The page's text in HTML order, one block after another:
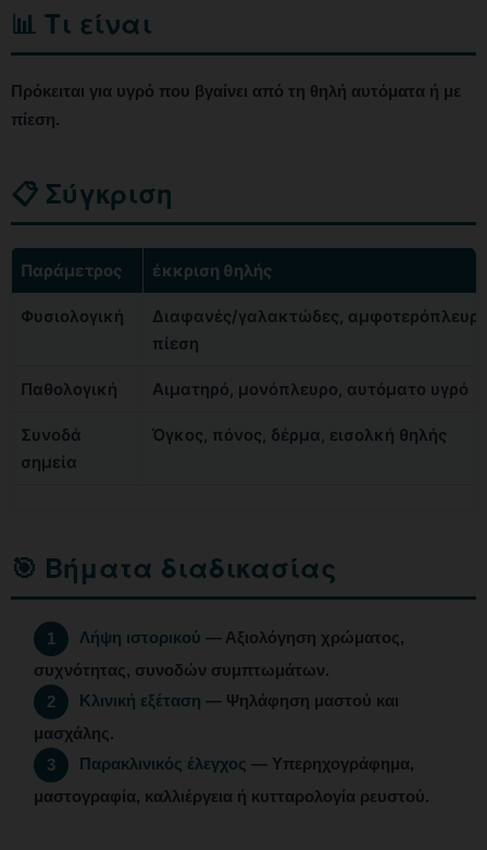
📊 Τι είναι
Πρόκειται για υγρό που βγαίνει από τη θηλή αυτόματα ή με
πίεση.
📋 Σύγκριση
Παράμετρος έκκριση θηλής
Φυσιολογική
Διαφανές/γαλακτώδες,
πίεση
Παθολογική Αιματηρό, μονόπλευρο, αυτόματο υγρό
Συνοδά
σημεία
Όγκος, πόνος, δέρμα, εισολκή θηλής
🎯 Βήματα διαδικασίας
1 Λήψη ιστορικού — Αξιολόγηση χρώματος,
συχνότητας, συνοδών συμπτωμάτων.
2
Κλινική εξέταση — Ψηλάφηση μαστού και
μασχάλης.
3
Παρακλινικός έλεγχος — Υπερηχογράφημα,
μαστογραφία, καλλιέργεια ή κυτταρολογία ρευστού.